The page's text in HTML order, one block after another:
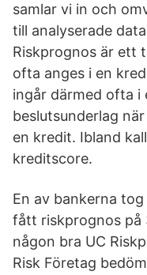
samlar vi in och
till analyserade
Riskprognos är ett
ofta anges i en
ingår därmed ofta i
beslutsunderlag
en kredit. Ibland
kreditscore.
En av bankerna
fått riskprognos på
någon bra UC
Risk Företag